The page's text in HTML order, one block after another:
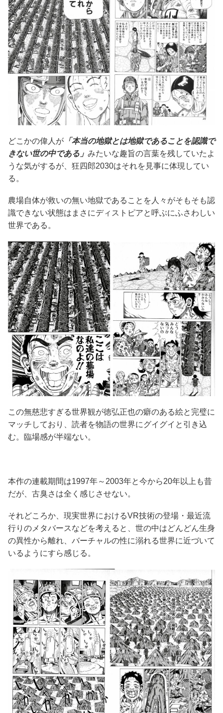
どこかの偉人が 「本当の地獄とは地獄であることを認識で
きない世の中である」 みたいな趣旨の言葉を残していたよ
うな気がするが、狂四郎2030はそれを見事に体現してい
る。
農場自体が救いの無い地獄であることを人々がそもそも認
識できない状態はまさにディストピアと呼ぶにふさわしい
世界である。
この無慈悲すぎる世界観が徳弘正也の癖のある絵と完璧に
マッチしており、読者を物語の世界にグイグイと引き込
む。臨場感が半端ない。
本作の連載期間は1997年～2003年と今から20年以上も昔
だが、古臭さは全く感じさせない。
それどころか、現実世界におけるVR技術の登場・最近流
行りのメタバースなどを考えると、世の中はどんどん生身
の異性から離れ、バーチャルの性に溺れる世界に近づいて
いるようにすら感じる。